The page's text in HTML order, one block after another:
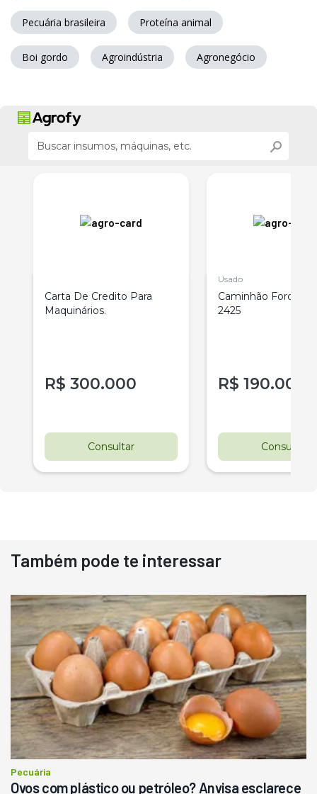
Pecuária brasileira Proteína animal
Boi gordo Agroindústria Agronegócio
Carta De Credito Para
Maquinários.
R$ 300.000
Consultar
Usado
Caminhão Ford
2425
R$ 190.000
Consultar
Também pode te interessar
Pecuária
Ovos com plástico ou petróleo? Anvisa esclarece